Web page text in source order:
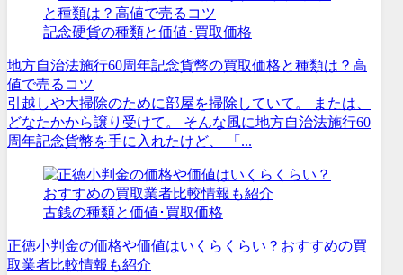
記念硬貨の種類と価値･買取価格
地方自治法施行60周年記念貨幣の買取価格と種類は？高
値で売るコツ
引越しや大掃除のために部屋を掃除していて。 または、
どなたかから譲り受けて。 そんな風に地方自治法施行60
周年記念貨幣を手に入れたけど、 「...
古銭の種類と価値･買取価格
正徳小判金の価格や価値はいくらくらい？おすすめの買
取業者比較情報も紹介